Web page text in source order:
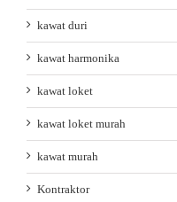
kawat duri
kawat harmonika
kawat loket
kawat loket murah
kawat murah
Kontraktor